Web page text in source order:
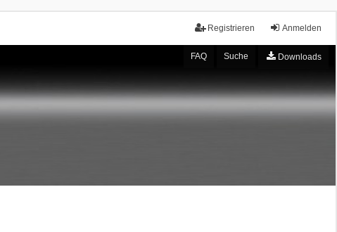
Anmelden
Registrieren
FAQ Suche Downloads